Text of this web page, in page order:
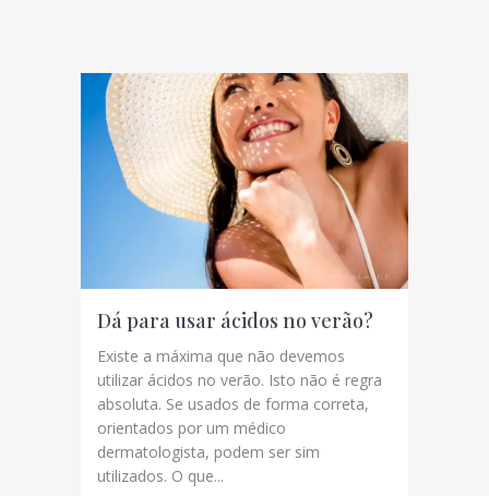
Dá para usar ácidos no verão?
Existe a máxima que não devemos
utilizar ácidos no verão. Isto não é regra
absoluta. Se usados de forma correta,
orientados por um médico
dermatologista, podem ser sim
utilizados. O que...